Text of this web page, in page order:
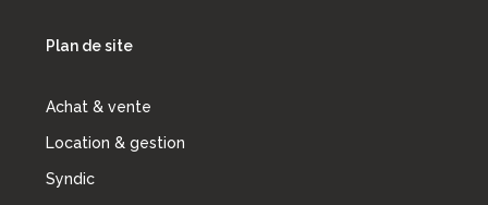
Plan de site
Achat & vente
Location & gestion
Syndic